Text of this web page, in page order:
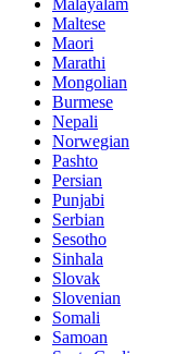
Maltese
Maori
Marathi
Mongolian
Burmese
Nepali
Norwegian
Pashto
Persian
Punjabi
Serbian
Sesotho
Sinhala
Slovak
Slovenian
Somali
Samoan